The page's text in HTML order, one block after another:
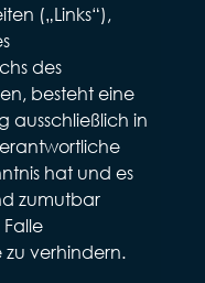
(„Links“),
des
besteht eine
ausschließlich in
hat und es
zumutbar
verhindern.